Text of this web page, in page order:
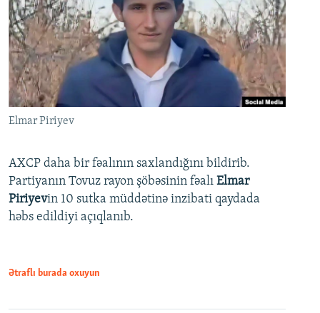
Elmar Piriyev
AXCP daha bir fəalının saxlandığını bildirib.
Partiyanın Tovuz rayon şöbəsinin fəalı Elmar
Piriyevin 10 sutka müddətinə inzibati qaydada
həbs edildiyi açıqlanıb.
Ətraflı burada oxuyun